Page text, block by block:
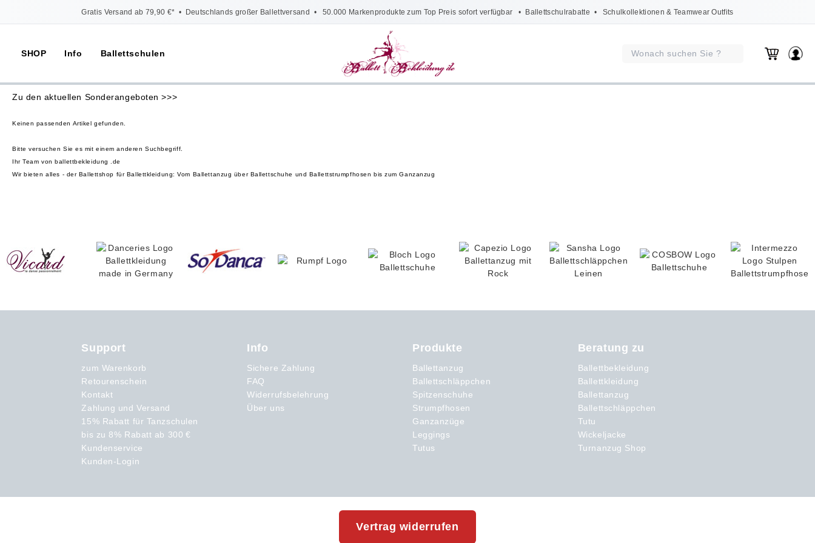
Gratis Versand ab 79,90 €* • Deutschlands großer Ballettversand • 50.000 Markenprodukte zum Top Preis sofort verfügbar • Ballettschulrabatte • Schulkollektionen & Teamwear Outfits
SHOP Info Ballettschulen
Zu den aktuellen Sonderangeboten >>>
Keinen passenden Artikel gefunden.
Bitte versuchen Sie es mit einem anderen Suchbegriff.
Ihr Team von ballettbekleidung .de
Wir bieten alles - der Ballettshop für Ballettkleidung: Vom Ballettanzug über Ballettschuhe und Ballettstrumpfhosen bis zum Ganzanzug
Support
zum Warenkorb
Retourenschein
Kontakt
Zahlung und Versand
15% Rabatt für Tanzschulen
bis zu 8% Rabatt ab 300 €
Kundenservice
Kunden-Login
Info
Sichere Zahlung
FAQ
Widerrufsbelehrung
Über uns
Produkte
Ballettanzug
Ballettschläppchen
Spitzenschuhe
Strumpfhosen
Ganzanzüge
Leggings
Tutus
Beratung zu
Ballettbekleidung
Ballettkleidung
Ballettanzug
Ballettschläppchen
Tutu
Wickeljacke
Turnanzug Shop
Vertrag widerrufen